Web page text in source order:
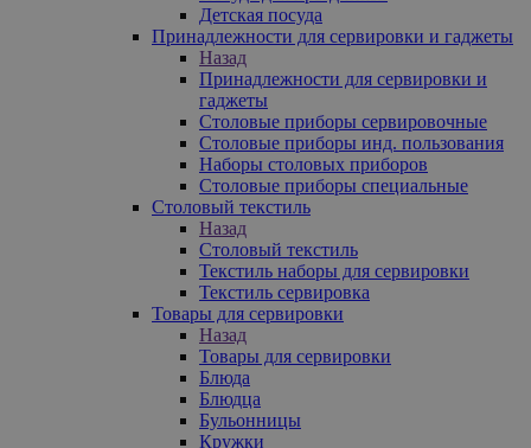
Детская посуда
Принадлежности для сервировки и гаджеты
Назад
Принадлежности для сервировки и
гаджеты
Столовые приборы сервировочные
Столовые приборы инд. пользования
Наборы столовых приборов
Столовые приборы специальные
Столовый текстиль
Назад
Столовый текстиль
Текстиль наборы для сервировки
Текстиль сервировка
Товары для сервировки
Назад
Товары для сервировки
Блюда
Блюдца
Бульонницы
Кружки